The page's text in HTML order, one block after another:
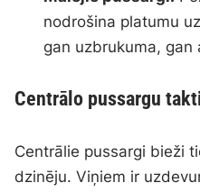
nodrošina platumu
gan uzbrukuma,
Centrālo pussargu
Centrālie pussargi bieži
dzinēju. Viņiem ir